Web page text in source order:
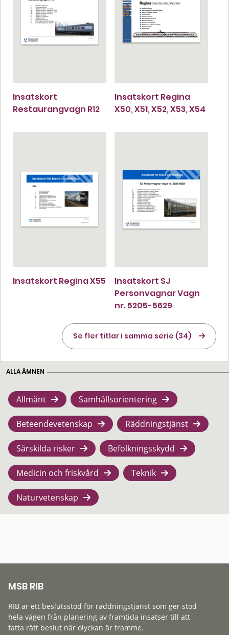
Insatskort
Restaurangvagn R12
Insatskort Regina
X50, X51, X52, X53, X54
Insatskort Regina X55
Insatskort SJ
Personvagnar Vagn
nr. 5205-5629
Se fler titlar i samma serie (34)
ALLA ÄMNEN
Allmänt Samhällsorientering
Beteendevetenskap Räddningstjänst
Särskilda risker Befolkningsskydd
Medicin och friskvård Teknik
Naturvetenskap
MSB RIB
RIB är ett beslutsstöd för räddningstjänst som ger stöd
hela vägen från planering av framtida insatser till att
fatta rätt beslut när olyckan är framme.